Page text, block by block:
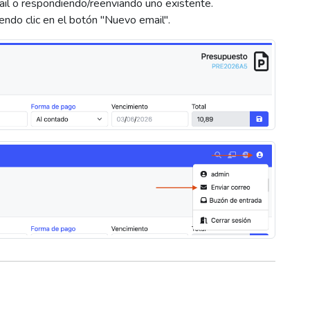
o respondiendo/reenviando uno existente.
clic en el botón "Nuevo email".